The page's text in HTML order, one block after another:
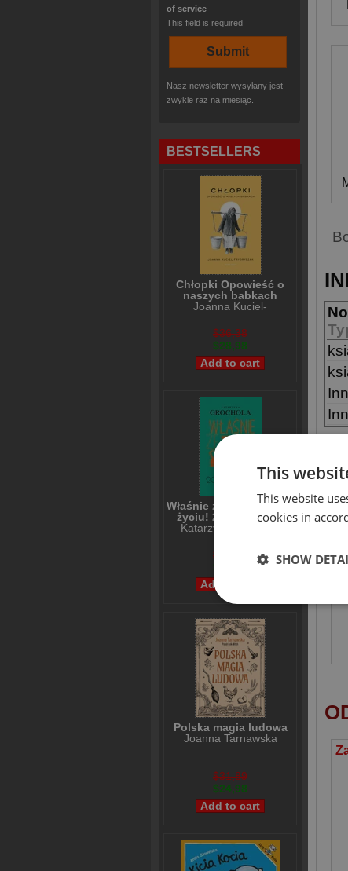
of service
This field is required
Nasz newsletter wysyłany jest
zwykle raz na miesiąc.
BESTSELLERS
Chłopki Opowieść o
naszych babkach
Joanna Kuciel-
$36,38
$28,98
Właśnie że tak! Nigdy w
życiu! 20 lat później
Katarzyna Grochola
$31,21
Polska magia ludowa
Joanna Tarnawska
$31,89
$24,98
This
This website
cookies in
SHOW